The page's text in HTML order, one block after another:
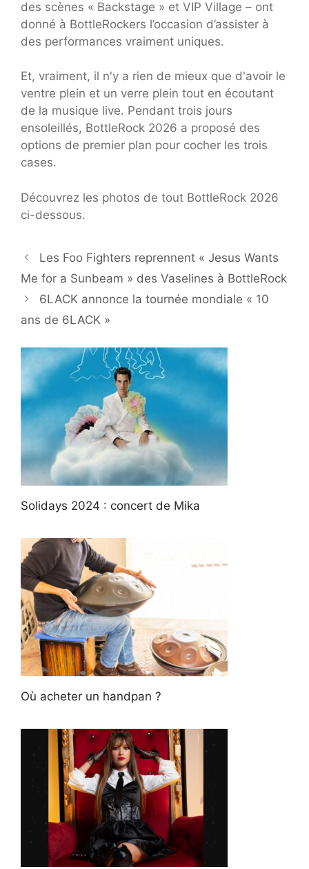
des scènes « Backstage » et VIP Village – ont
donné à BottleRockers l’occasion d’assister à
des performances vraiment uniques.
Et, vraiment, il n'y a rien de mieux que d'avoir le
ventre plein et un verre plein tout en écoutant
de la musique live. Pendant trois jours
ensoleillés, BottleRock 2026 a proposé des
options de premier plan pour cocher les trois
cases.
Découvrez les photos de tout BottleRock 2026
ci-dessous.
Les Foo Fighters reprennent « Jesus Wants
Me for a Sunbeam » des Vaselines à BottleRock
6LACK annonce la tournée mondiale « 10
ans de 6LACK »
Solidays 2024 : concert de Mika
Où acheter un handpan ?